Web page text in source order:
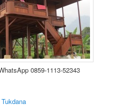
0859-1113-52343